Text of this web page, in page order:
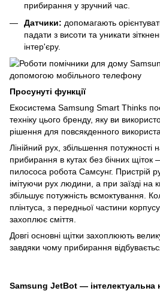
прибирання у зручний час.
Датчики: допомагають
падати з висоти та уникати
інтер'єру.
Просунуті функції
Екосистема Samsung Smart Thinks
техніку цього бренду, яку ви
рішення для повсякденного
Лінійний рух, збільшення потужності
прибирання в кутах без бічних щіток
пилососа робота Самсунг. Пристрій
імітуючи рух людини, а при заїзді на
збільшує потужність всмоктування.
плінтуса, з передньої частини
захоплює сміття.
Довгі основні щітки захоплюють
завдяки чому прибирання
Samsung JetBot — інтелектуальна